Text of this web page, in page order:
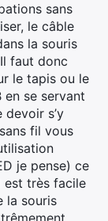
sans
le câble
la souris
faut donc
le tapis ou le
en se servant
s’y
fil vous
je pense) ce
est très facile
la souris